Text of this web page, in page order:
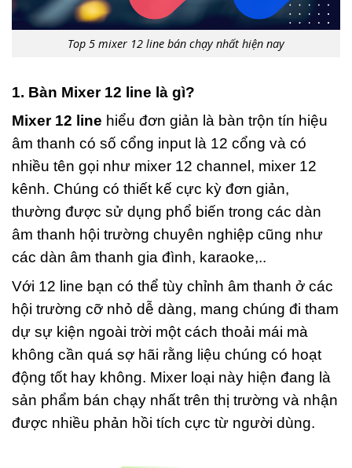
Top 5 mixer 12 line bán chạy nhất hiện nay
1. Bàn Mixer 12 line là gì?
Mixer 12 line hiểu đơn giản là bàn trộn tín hiệu
âm thanh có số cổng input là 12 cổng và có
nhiều tên gọi như mixer 12 channel, mixer 12
kênh. Chúng có thiết kế cực kỳ đơn giản,
thường được sử dụng phổ biến trong các dàn
âm thanh hội trường chuyên nghiệp cũng như
các dàn âm thanh gia đình, karaoke,..
Với 12 line bạn có thể tùy chỉnh âm thanh ở các
hội trường cỡ nhỏ dễ dàng, mang chúng đi tham
dự sự kiện ngoài trời một cách thoải mái mà
không cần quá sợ hãi rằng liệu chúng có hoạt
động tốt hay không. Mixer loại này hiện đang là
sản phẩm bán chạy nhất trên thị trường và nhận
được nhiều phản hồi tích cực từ người dùng.